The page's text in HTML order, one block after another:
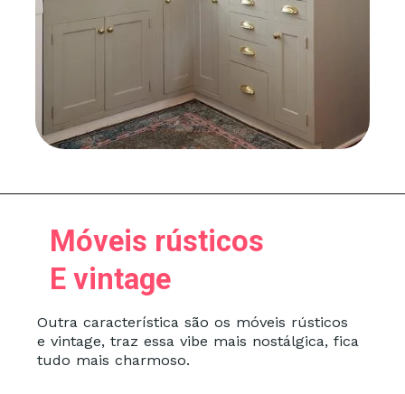
Outra característica são os móveis rústicos
e vintage, traz essa vibe mais nostálgica, fica
tudo mais charmoso.
Móveis rústicos
E vintage